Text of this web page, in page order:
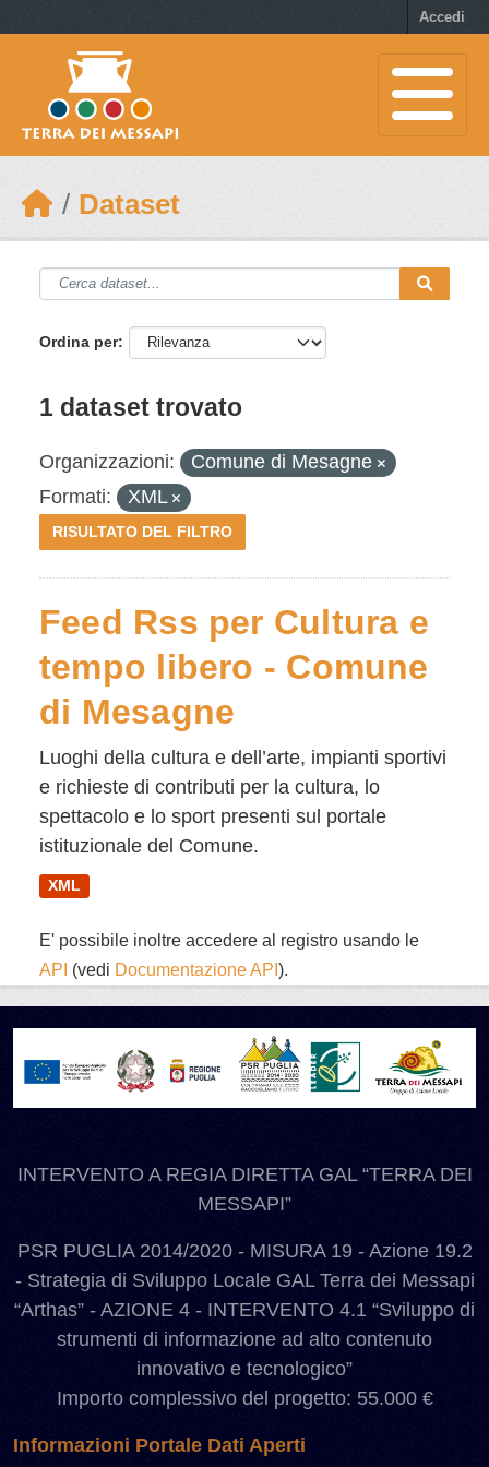
Accedi
Dataset
Ordina per
1 dataset trovato
Organizzazioni:
Comune di Mesagne
Formati:
XML
RISULTATO DEL FILTRO
Feed Rss per Cultura e
tempo libero - Comune
di Mesagne
Luoghi della cultura e dell’arte, impianti sportivi
e richieste di contributi per la cultura, lo
spettacolo e lo sport presenti sul portale
istituzionale del Comune.
XML
E' possibile inoltre accedere al registro usando le
API (vedi Documentazione API ).
INTERVENTO A REGIA DIRETTA GAL “TERRA DEI
MESSAPI”
PSR PUGLIA 2014/2020 - MISURA 19 - Azione 19.2
- Strategia di Sviluppo Locale GAL Terra dei Messapi
“Arthas” - AZIONE 4 - INTERVENTO 4.1 “Sviluppo di
strumenti di informazione ad alto contenuto
innovativo e tecnologico”
Importo complessivo del progetto: 55.000 €
Informazioni Portale Dati Aperti